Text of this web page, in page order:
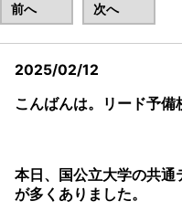
前へ 次へ
2025/02/12
こんばんは。リード予備
本日、国公立大学の共
が多くありました。